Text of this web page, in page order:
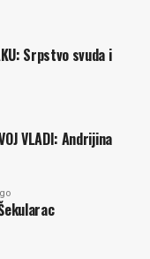
Srpstvo svuda i
VLADI: Andrijina